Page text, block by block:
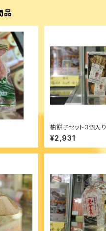
品
柚餅子セット3個入り
¥2,931